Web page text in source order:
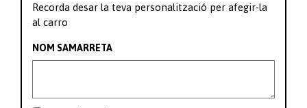
Recorda desar la teva personalització per afegir-la
al carro
NOM SAMARRETA